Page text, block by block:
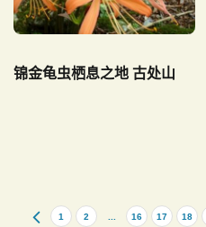
锦金龟虫栖息之地 古处山
1 2 16 17 18